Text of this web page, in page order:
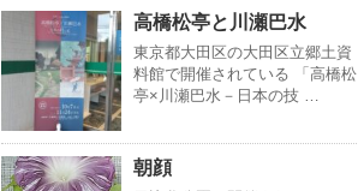
高橋松亭と川瀬巴水
東京都大田区の大田区立郷土資
料館で開催されている 「高橋松
亭×川瀬巴水－日本の技 …
朝顔